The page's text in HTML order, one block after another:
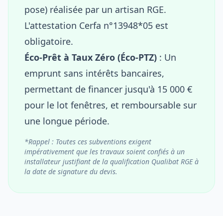
pose) réalisée par un artisan RGE.
L'attestation Cerfa n°13948*05 est
obligatoire.
Éco-Prêt à Taux Zéro (Éco-PTZ) : Un
emprunt sans intérêts bancaires,
permettant de financer jusqu'à 15 000 €
pour le lot fenêtres, et remboursable sur
une longue période.
*Rappel : Toutes ces subventions exigent
impérativement que les travaux soient confiés à un
installateur justifiant de la qualification Qualibat RGE à
la date de signature du devis.